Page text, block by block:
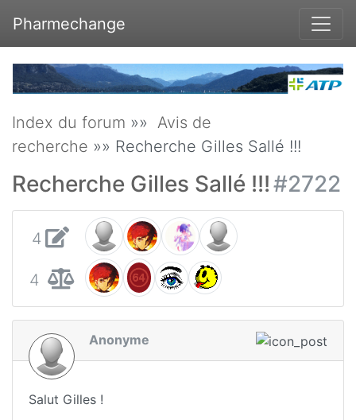
Pharmechange
Index du forum »» Avis de
recherche »» Recherche Gilles Sallé !!!
Recherche Gilles Sallé !!!#2722
4
4
Anonyme
Salut Gilles !